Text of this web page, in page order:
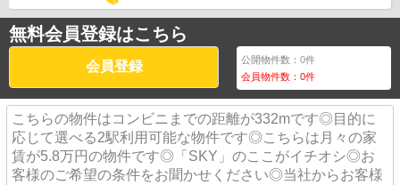
無料会員登録はこちら
会員登録 公開物件数：0件
会員物件数：0件
こちらの物件はコンビニまでの距離が332mです◎目的に
応じて選べる2駅利用可能な物件です◎こちらは月々の家
賃が5.8万円の物件です◎「SKY」のここがイチオシ◎お
客様のご希望の条件をお聞かせください◎当社からお客様